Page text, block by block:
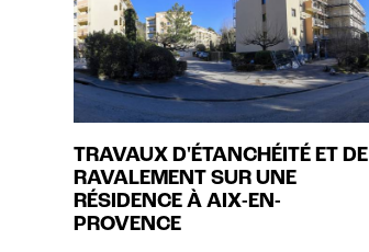
TRAVAUX D'ÉTANCHÉITÉ ET DE
RAVALEMENT SUR UNE
RÉSIDENCE À AIX-EN-
PROVENCE